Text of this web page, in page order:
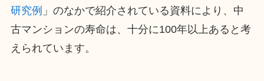
研究例 」のなかで紹介されている資料により、中
古マンションの寿命は、十分に100年以上あると考
えられています。